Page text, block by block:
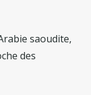
saoudite,
des